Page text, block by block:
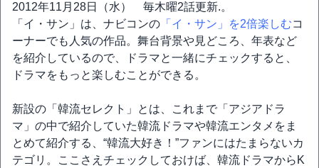
2012年11月28日（水） 毎木曜2話更新.。
「イ・サン」は、ナビコンの 「イ・サン」を2倍楽しむコ
ーナーでも人気の作品。舞台背景や見どころ、年表など
を紹介しているので、ドラマと一緒にチェックすると、
ドラマをもっと楽しむことができる。
新設の「韓流セレクト」とは、これまで「アジアドラ
マ」の中で紹介していた韓流ドラマや韓流エンタメをま
とめて紹介する、“韓流大好き！”ファンにはたまらないカ
テゴリ。ここさえチェックしておけば、韓流ドラマからK